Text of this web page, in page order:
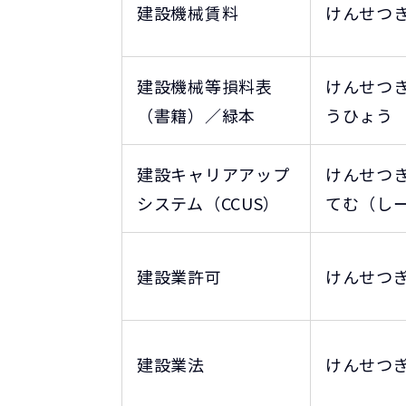
建設機械賃料 けんせつ
建設機械等損料表
（書籍）／緑本
けんせつ
うひょう
建設キャリアアップ
システム（CCUS）
けんせつ
てむ（し
建設業許可 けんせつ
建設業法 けんせつ